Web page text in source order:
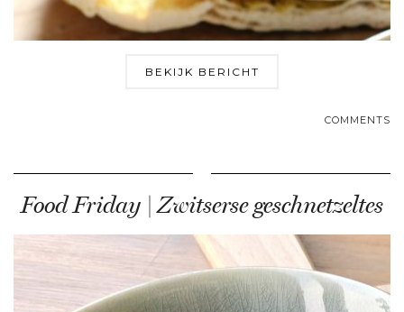
BEKIJK BERICHT
COMMENTS
Food Friday | Zwitserse geschnetzeltes